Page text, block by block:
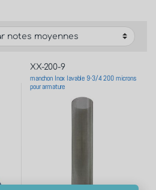
XX-200-9
manchon Inox lavable 9-3/4 200 microns
pour armature